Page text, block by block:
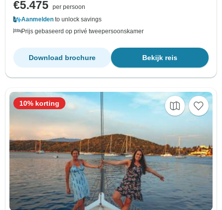
€5.475 per persoon
Aanmelden to unlock savings
Prijs gebaseerd op privé tweepersoonskamer
Bekijk reis
Download brochure
10% korting